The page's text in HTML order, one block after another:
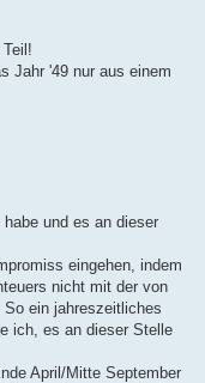
Jahr '49 nur aus einem
und es an dieser
eingehen, indem
nicht mit der von
ein jahreszeitliches
ich, es an dieser Stelle
April/Mitte September